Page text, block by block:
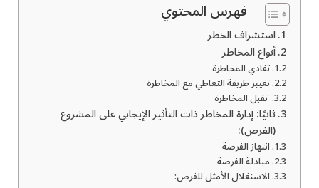
فهرس المحتوي
استشراف الخطر
أنواع المخاطر
تفادي المخاطرة
تغيير طريقة التعاطي مع المخاطرة
تقبل المخاطرة
ثانيًا: إدارة المخاطر ذات التأثير الإيجابي على المشروع
(الفرص):
انتهاز الفرصة
مبادلة الفرصة
الاستغلال الأمثل للفرص: